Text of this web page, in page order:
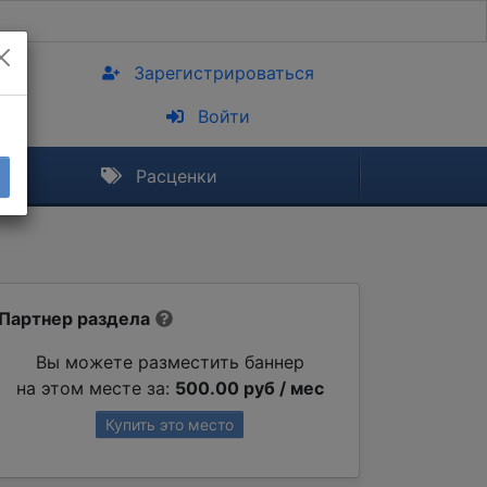
Зарегистрироваться
Войти
Расценки
Партнер раздела
Вы можете разместить баннер
на этом месте за: 500.00 руб / мес
Купить это место